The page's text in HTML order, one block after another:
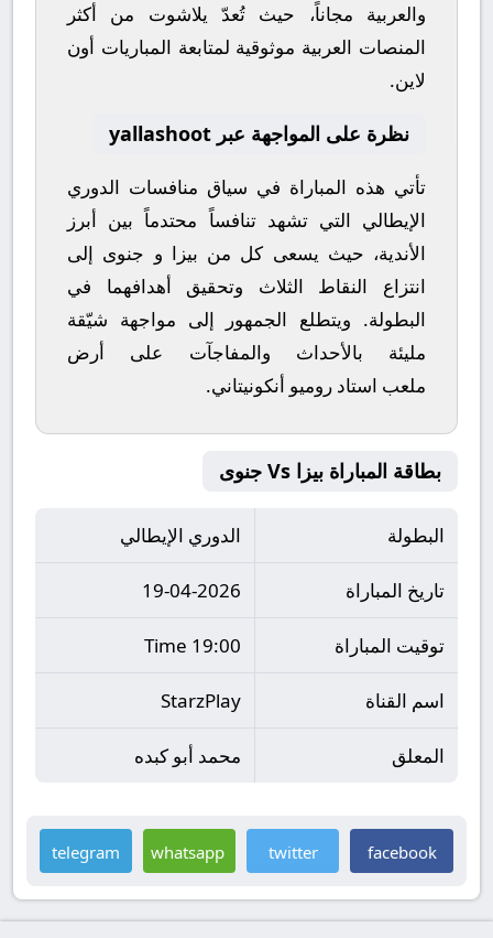
والعربية مجاناً، حيث تُعدّ يلاشوت من أكثر
المنصات العربية موثوقية لمتابعة المباريات أون
لاين.
نظرة على المواجهة عبر yallashoot
تأتي هذه المباراة في سياق منافسات الدوري
الإيطالي التي تشهد تنافساً محتدماً بين أبرز
الأندية، حيث يسعى كل من بيزا و جنوى إلى
انتزاع النقاط الثلاث وتحقيق أهدافهما في
البطولة. ويتطلع الجمهور إلى مواجهة شيّقة
مليئة بالأحداث والمفاجآت على أرض
ملعب استاد روميو أنكونيتاني.
بطاقة المباراة بيزا Vs جنوى
البطولة الدوري الإيطالي
تاريخ المباراة 19-04-2026
توقيت المباراة 19:00 Time
اسم القناة StarzPlay
المعلق محمد أبو كبده
facebook
twitter
whatsapp
telegram